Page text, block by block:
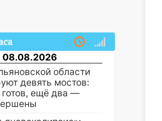
08.08.2026
области
девять мостов:
ещё два —